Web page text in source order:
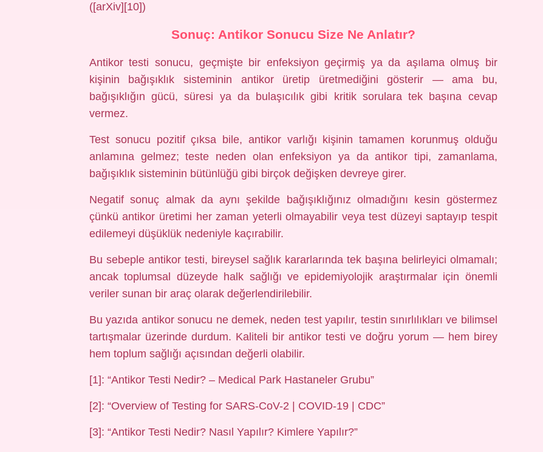
([arXiv][10])
Sonuç: Antikor Sonucu Size Ne Anlatır?
Antikor testi sonucu, geçmişte bir enfeksiyon geçirmiş ya da aşılama olmuş bir
kişinin bağışıklık sisteminin antikor üretip üretmediğini gösterir — ama bu,
bağışıklığın gücü, süresi ya da bulaşıcılık gibi kritik sorulara tek başına cevap
vermez.
Test sonucu pozitif çıksa bile, antikor varlığı kişinin tamamen korunmuş olduğu
anlamına gelmez; teste neden olan enfeksiyon ya da antikor tipi, zamanlama,
bağışıklık sisteminin bütünlüğü gibi birçok değişken devreye girer.
Negatif sonuç almak da aynı şekilde bağışıklığınız olmadığını kesin göstermez
çünkü antikor üretimi her zaman yeterli olmayabilir veya test düzeyi saptayıp tespit
edilemeyi düşüklük nedeniyle kaçırabilir.
Bu sebeple antikor testi, bireysel sağlık kararlarında tek başına belirleyici olmamalı;
ancak toplumsal düzeyde halk sağlığı ve epidemiyolojik araştırmalar için önemli
veriler sunan bir araç olarak değerlendirilebilir.
Bu yazıda antikor sonucu ne demek, neden test yapılır, testin sınırlılıkları ve bilimsel
tartışmalar üzerinde durdum. Kaliteli bir antikor testi ve doğru yorum — hem birey
hem toplum sağlığı açısından değerli olabilir.
[1]: “Antikor Testi Nedir? – Medical Park Hastaneler Grubu”
[2]: “Overview of Testing for SARS-CoV-2 | COVID-19 | CDC”
[3]: “Antikor Testi Nedir? Nasıl Yapılır? Kimlere Yapılır?”